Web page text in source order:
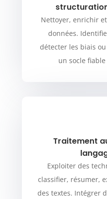
Nettoyer, enrichir
données.
détecter les biais
un socle
Traitement
Exploiter des
classifier, résumer,
des textes. Intégrer